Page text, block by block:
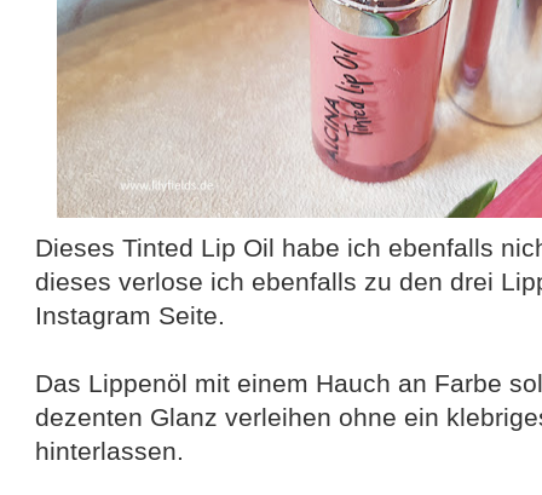
Dieses Tinted Lip Oil habe ich ebenfalls
dieses verlose ich ebenfalls zu den drei
Instagram Seite.
Das Lippenöl mit einem Hauch an Farbe
dezenten Glanz verleihen ohne ein
hinterlassen.